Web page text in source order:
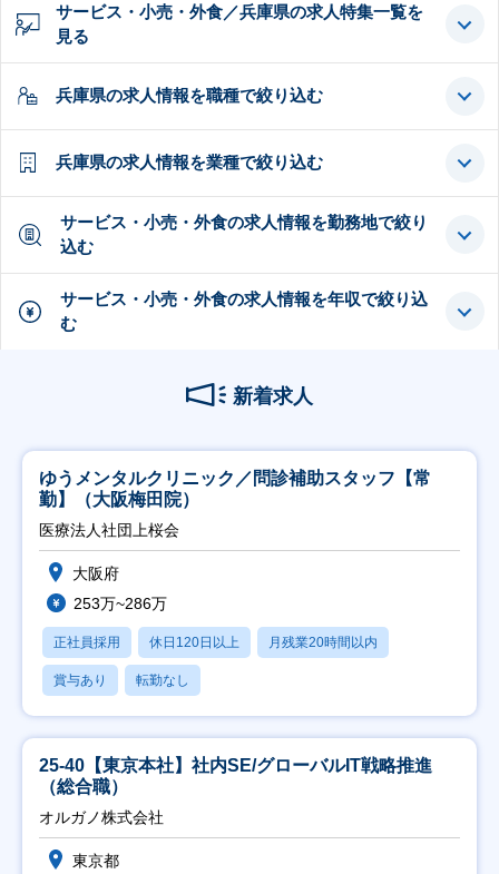
サービス・小売・外食／兵庫県の求人特集一覧を
見る
兵庫県の求人情報を職種で絞り込む
兵庫県の求人情報を業種で絞り込む
サービス・小売・外食の求人情報を勤務地で絞り
込む
サービス・小売・外食の求人情報を年収で絞り込
む
新着求人
ゆうメンタルクリニック／問診補助スタッフ【常
勤】（大阪梅田院）
医療法人社団上桜会
大阪府
253万~286万
正社員採用 休日120日以上 月残業20時間以内
賞与あり 転勤なし
25-40【東京本社】社内SE/グローバルIT戦略推進
（総合職）
オルガノ株式会社
東京都